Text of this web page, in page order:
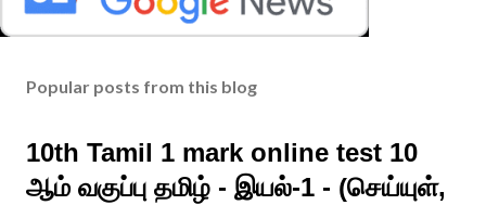
Popular posts from this blog
10th Tamil 1 mark online test 10
ஆம் வகுப்பு தமிழ் - இயல்-1 - (செய்யுள்,